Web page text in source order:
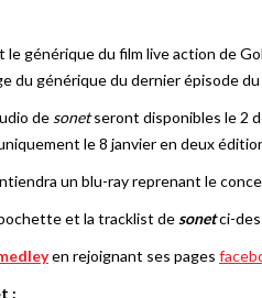
générique du film live action de
du générique du dernier épisode du
de sonetseront disponibles le 2
le 8 janvier en deux
un blu-ray reprenant le
et la tracklist de sonetci-
en rejoignant ses pages
: